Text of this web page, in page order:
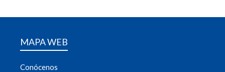
MAPA WEB
Conócenos